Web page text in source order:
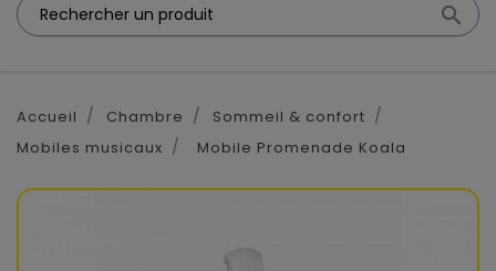

Accueil Chambre
Sommeil & confort
Mobiles musicaux
Mobile Promenade Koala